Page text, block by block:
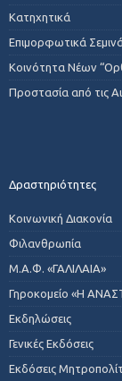
Κατηχητικά
Επιμορφωτικά
Κοινότητα Νέων
Προστασία από τις
Δραστηριότητες
Κοινωνική Διακονία
Φιλανθρωπία
Μ.Α.Φ. «ΓΑΛΙΛΑΙΑ»
Γηροκομείο «Η
Εκδηλώσεις
Γενικές Εκδόσεις
Εκδόσεις